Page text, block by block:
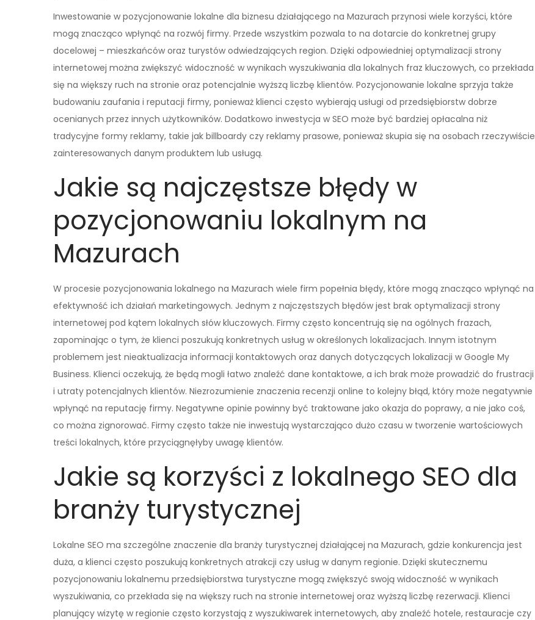
Inwestowanie w pozycjonowanie lokalne dla biznesu działającego na Mazurach przynosi wiele korzyści, które
mogą znacząco wpłynąć na rozwój firmy. Przede wszystkim pozwala to na dotarcie do konkretnej grupy
docelowej – mieszkańców oraz turystów odwiedzających region. Dzięki odpowiedniej optymalizacji strony
internetowej można zwiększyć widoczność w wynikach wyszukiwania dla lokalnych fraz kluczowych, co przekłada
się na większy ruch na stronie oraz potencjalnie wyższą liczbę klientów. Pozycjonowanie lokalne sprzyja także
budowaniu zaufania i reputacji firmy, ponieważ klienci często wybierają usługi od przedsiębiorstw dobrze
ocenianych przez innych użytkowników. Dodatkowo inwestycja w SEO może być bardziej opłacalna niż
tradycyjne formy reklamy, takie jak billboardy czy reklamy prasowe, ponieważ skupia się na osobach rzeczywiście
zainteresowanych danym produktem lub usługą.
Jakie są najczęstsze błędy w
pozycjonowaniu lokalnym na
Mazurach
W procesie pozycjonowania lokalnego na Mazurach wiele firm popełnia błędy, które mogą znacząco wpłynąć na
efektywność ich działań marketingowych. Jednym z najczęstszych błędów jest brak optymalizacji strony
internetowej pod kątem lokalnych słów kluczowych. Firmy często koncentrują się na ogólnych frazach,
zapominając o tym, że klienci poszukują konkretnych usług w określonych lokalizacjach. Innym istotnym
problemem jest nieaktualizacja informacji kontaktowych oraz danych dotyczących lokalizacji w Google My
Business. Klienci oczekują, że będą mogli łatwo znaleźć dane kontaktowe, a ich brak może prowadzić do frustracji
i utraty potencjalnych klientów. Niezrozumienie znaczenia recenzji online to kolejny błąd, który może negatywnie
wpłynąć na reputację firmy. Negatywne opinie powinny być traktowane jako okazja do poprawy, a nie jako coś,
co można zignorować. Firmy często także nie inwestują wystarczająco dużo czasu w tworzenie wartościowych
treści lokalnych, które przyciągnęłyby uwagę klientów.
Jakie są korzyści z lokalnego SEO dla
branży turystycznej
Lokalne SEO ma szczególne znaczenie dla branży turystycznej działającej na Mazurach, gdzie konkurencja jest
duża, a klienci często poszukują konkretnych atrakcji czy usług w danym regionie. Dzięki skutecznemu
pozycjonowaniu lokalnemu przedsiębiorstwa turystyczne mogą zwiększyć swoją widoczność w wynikach
wyszukiwania, co przekłada się na większy ruch na stronie internetowej oraz wyższą liczbę rezerwacji. Klienci
planujący wizytę w regionie często korzystają z wyszukiwarek internetowych, aby znaleźć hotele, restauracje czy